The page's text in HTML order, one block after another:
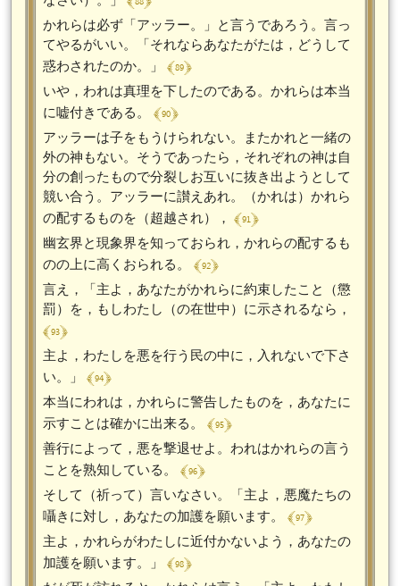
かれらは必ず「アッラー。」と言うであろう。言っ
てやるがいい。「それならあなたがたは，どうして
惑わされたのか。」 ﴾ 89 ﴿
いや，われは真理を下したのである。かれらは本当
に嘘付きである。 ﴾ 90 ﴿
アッラーは子をもうけられない。またかれと一緒の
外の神もない。そうであったら，それぞれの神は自
分の創ったもので分裂しお互いに抜き出ようとして
競い合う。アッラーに讃えあれ。（かれは）かれら
の配するものを（超越され）， ﴾ 91 ﴿
幽玄界と現象界を知っておられ，かれらの配するも
のの上に高くおられる。 ﴾ 92 ﴿
言え，「主よ，あなたがかれらに約束したこと（懲
罰）を，もしわたし（の在世中）に示されるなら，
﴾ 93 ﴿
主よ，わたしを悪を行う民の中に，入れないで下さ
い。」 ﴾ 94 ﴿
本当にわれは，かれらに警告したものを，あなたに
示すことは確かに出来る。 ﴾ 95 ﴿
善行によって，悪を撃退せよ。われはかれらの言う
ことを熟知している。 ﴾ 96 ﴿
そして（祈って）言いなさい。「主よ，悪魔たちの
囁きに対し，あなたの加護を願います。 ﴾ 97 ﴿
主よ，かれらがわたしに近付かないよう，あなたの
加護を願います。」 ﴾ 98 ﴿